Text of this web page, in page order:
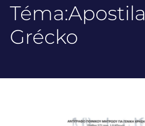
Téma:Apostila
Grécko